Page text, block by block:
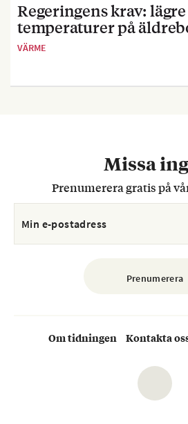
Regeringens krav: lägre
temperaturer på
VÄRME
Missa
Prenumerera gratis på
Om tidningen Kontakta